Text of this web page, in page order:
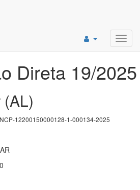
Direta 19/2025
12200150000128-1-000134-2025